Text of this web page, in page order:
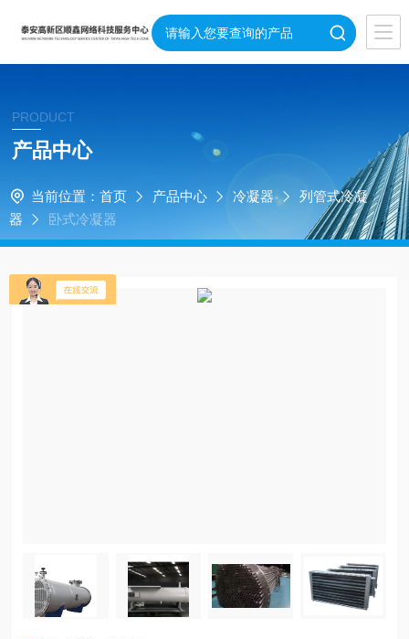
PRODUCT
产品中心
当前位置： 首页 产品中心 冷凝器
列管式冷凝
器
卧式冷凝器